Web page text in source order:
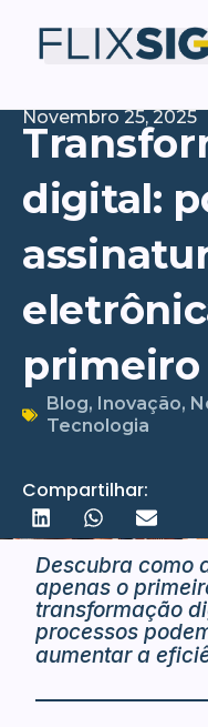
Novembro 25, 2025
digital:
primeiro
Blog, Inovação,
Tecnologia
Compartilhar:
Descubra como
apenas o
transformação
processos
aumentar a